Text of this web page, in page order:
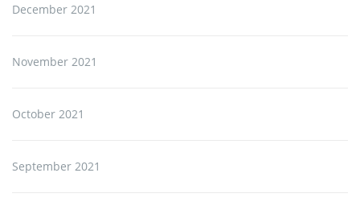
December 2021
November 2021
October 2021
September 2021